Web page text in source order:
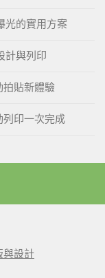
光的實用方案
計與列印
拍貼新體驗
列印一次完成
與設計